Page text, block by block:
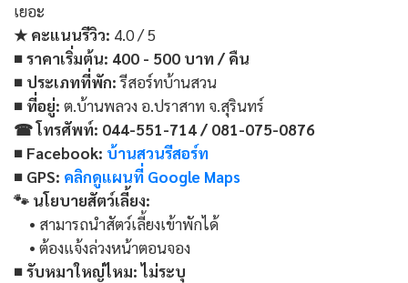
เยอะ
★ คะแนนรีวิว: 4.0 / 5
■ ราคาเริ่มต้น: 400 - 500 บาท / คืน
■ ประเภทที่พัก:รีสอร์ทบ้านสวน
■ ที่อยู่: ต.บ้านพลวง อ.ปราสาท จ.สุรินทร์
☎ โทรศัพท์: 044-551-714 / 081-075-0876
■ Facebook: บ้านสวนรีสอร์ท
■ GPS: คลิกดูแผนที่ Google Maps
🐾 นโยบายสัตว์เลี้ยง:
• สามารถนำสัตว์เลี้ยงเข้าพักได้
• ต้องแจ้งล่วงหน้าตอนจอง
■ รับหมาใหญ่ไหม:ไม่ระบุ